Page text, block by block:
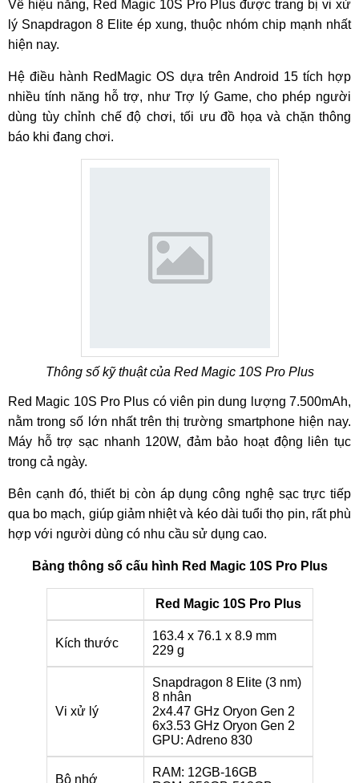
Về hiệu năng, Red Magic 10S Pro Plus được trang bị vi xử
lý Snapdragon 8 Elite ép xung, thuộc nhóm chip mạnh nhất
hiện nay.
Hệ điều hành RedMagic OS dựa trên Android 15 tích hợp
nhiều tính năng hỗ trợ, như Trợ lý Game, cho phép người
dùng tùy chỉnh chế độ chơi, tối ưu đồ họa và chặn thông
báo khi đang chơi.
Thông số kỹ thuật của Red Magic 10S Pro Plus
Red Magic 10S Pro Plus có viên pin dung lượng 7.500mAh,
nằm trong số lớn nhất trên thị trường smartphone hiện nay.
Máy hỗ trợ sạc nhanh 120W, đảm bảo hoạt động liên tục
trong cả ngày.
Bên cạnh đó, thiết bị còn áp dụng công nghệ sạc trực tiếp
qua bo mạch, giúp giảm nhiệt và kéo dài tuổi thọ pin, rất phù
hợp với người dùng có nhu cầu sử dụng cao.
Bảng thông số cấu hình Red Magic 10S Pro Plus
Red Magic 10S Pro Plus
Kích thước
163.4 x 76.1 x 8.9 mm
229 g
Vi xử lý
Snapdragon 8 Elite (3 nm)
8 nhân
2x4.47 GHz Oryon Gen 2
6x3.53 GHz Oryon Gen 2
GPU: Adreno 830
Bộ nhớ
RAM: 12GB-16GB